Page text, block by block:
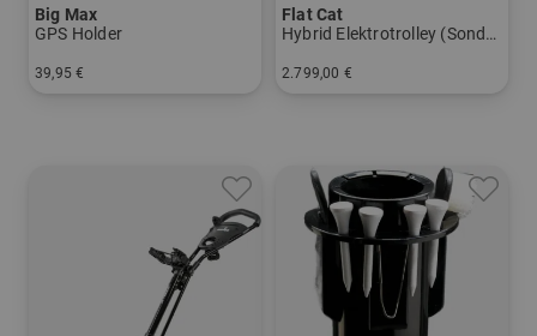
Big Max
GPS Holder
39,95 €
Flat Cat
Hybrid Elektrotrolley (Sonderlackierung)
2.799,00 €